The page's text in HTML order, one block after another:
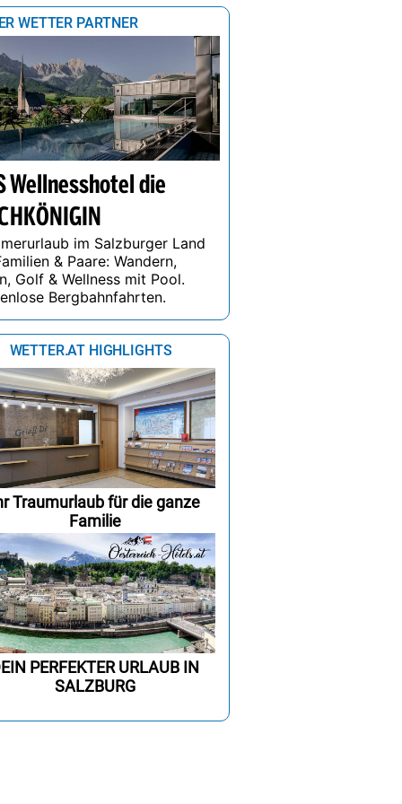
18°
40%
17°
21 h
WETTER PARTNER
Wellnesshotel die
im Salzburger Land
& Paare: Wandern,
Golf & Wellness mit Pool.
Bergbahnfahrten.
WETTER.AT HIGHLIGHTS
Traumurlaub für die ganze
Familie
PERFEKTER URLAUB IN
SALZBURG